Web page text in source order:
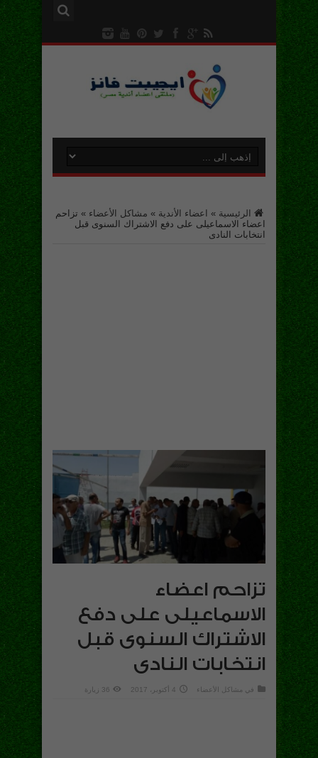
الرئيسية » اعضاء الأندية » مشاكل الأعضاء » تزاحم
اعضاء الاسماعيلى على دفع الاشتراك السنوى قبل
انتخابات النادى
تزاحم اعضاء
الاسماعيلى على دفع
الاشتراك السنوى قبل
انتخابات النادى
في مشاكل الأعضاء 4 أكتوبر، 2017 36 زيارة